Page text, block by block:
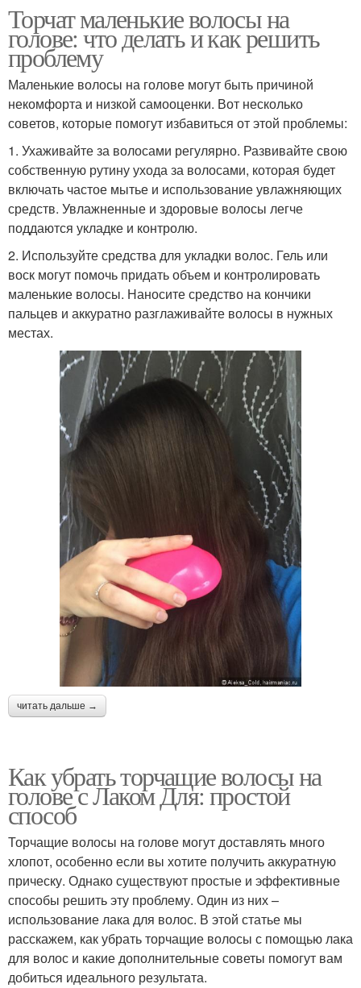
Торчат маленькие волосы на
голове: что делать и как решить
проблему
Маленькие волосы на голове могут быть причиной
некомфорта и низкой самооценки. Вот несколько
советов, которые помогут избавиться от этой проблемы:
1. Ухаживайте за волосами регулярно. Развивайте свою
собственную рутину ухода за волосами, которая будет
включать частое мытье и использование увлажняющих
средств. Увлажненные и здоровые волосы легче
поддаются укладке и контролю.
2. Используйте средства для укладки волос. Гель или
воск могут помочь придать объем и контролировать
маленькие волосы. Наносите средство на кончики
пальцев и аккуратно разглаживайте волосы в нужных
местах.
читать дальше →
Как убрать торчащие волосы на
голове с Лаком Для: простой
способ
Торчащие волосы на голове могут доставлять много
хлопот, особенно если вы хотите получить аккуратную
прическу. Однако существуют простые и эффективные
способы решить эту проблему. Один из них –
использование лака для волос. В этой статье мы
расскажем, как убрать торчащие волосы с помощью лака
для волос и какие дополнительные советы помогут вам
добиться идеального результата.